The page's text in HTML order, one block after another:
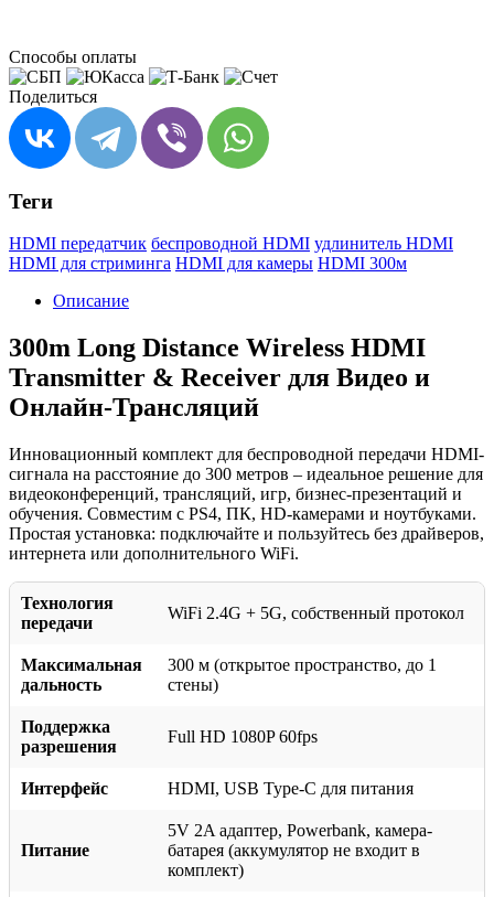
Способы оплаты
Поделиться
Теги
HDMI передатчик беспроводной HDMI удлинитель HDMI
HDMI для стриминга HDMI для камеры HDMI 300м
Описание
300m Long Distance Wireless HDMI
Transmitter & Receiver для Видео и
Онлайн-Трансляций
Инновационный комплект для беспроводной передачи HDMI-
сигнала на расстояние до 300 метров – идеальное решение для
видеоконференций, трансляций, игр, бизнес-презентаций и
обучения. Совместим с PS4, ПК, HD-камерами и ноутбуками.
Простая установка: подключайте и пользуйтесь без драйверов,
интернета или дополнительного WiFi.
Технология
передачи
WiFi 2.4G + 5G, собственный протокол
Максимальная
дальность
300 м (открытое пространство, до 1
стены)
Поддержка
разрешения
Full HD 1080P 60fps
Интерфейс HDMI, USB Type-C для питания
Питание
5V 2A адаптер, Powerbank, камера-
батарея (аккумулятор не входит в
комплект)